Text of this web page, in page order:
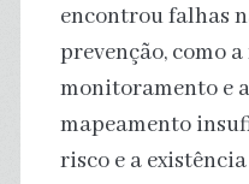
encontrou falhas
prevenção, como
monitoramento e
mapeamento
risco e a